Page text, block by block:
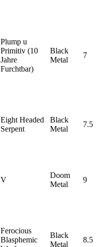
Plump u
Primitiv (10
Jahre
Furchtbar)
Black
Metal
7
Eight Headed
Serpent
Black
Metal
7.5
V
Doom
Metal
9
Ferocious
Blasphemic
Black
Metal
8.5